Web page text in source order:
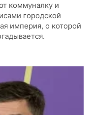
коммуналку и
городской
империя, о которой